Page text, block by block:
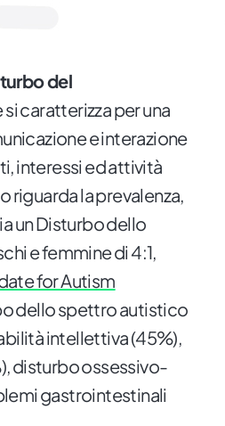
del
caratterizza per una
e interazione
interessi ed attività
la prevalenza,
un Disturbo dello
e femmine di 4:1,
for Autism
dello spettro autistico
intellettiva (45%),
disturbo ossessivo-
gastrointestinali